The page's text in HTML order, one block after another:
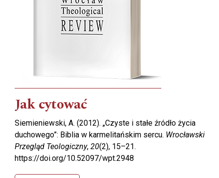
Jak cytować
Siemieniewski, A. (2012). „Czyste i stałe źródło życia
duchowego”: Biblia w karmelitańskim sercu. Wrocławski
Przegląd Teologiczny, 20(2), 15–21.
https://doi.org/10.52097/wpt.2948